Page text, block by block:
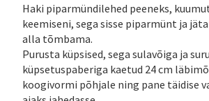
Haki piparmündilehed peeneks,
keemiseni, sega sisse piparmünt ja
alla tõmbama.
Purusta küpsised, sega sulavõiga ja suru
küpsetuspaberiga kaetud 24 cm
koogivormi põhjale ning pane täidise